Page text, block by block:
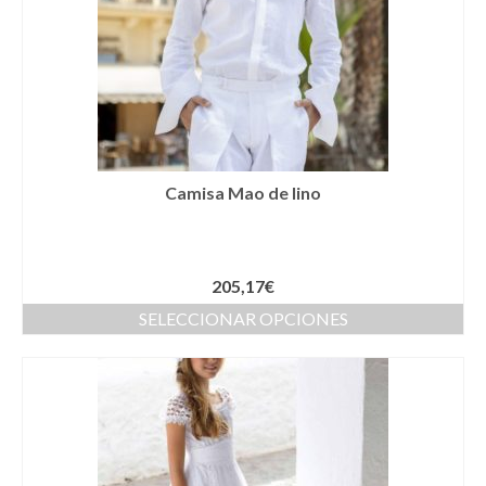
Complementos Ceremonia
Calzado para Ceremonia
Pijamas
Traje de bautismo
Vestidos niña
Abanicos
Camisa Mao de lino
205,17€
SELECCIONAR OPCIONES